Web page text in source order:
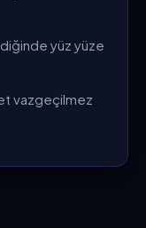
yüz yüze
vazgeçilmez